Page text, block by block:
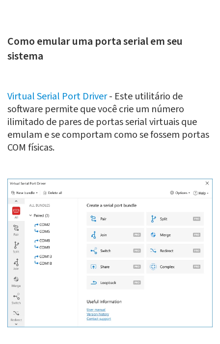
Como emular uma porta serial em seu
sistema
Virtual Serial Port Driver- Este utilitário de
software permite que você crie um número
ilimitado de pares de portas serial virtuais que
emulam e se comportam como se fossem portas
COM físicas.